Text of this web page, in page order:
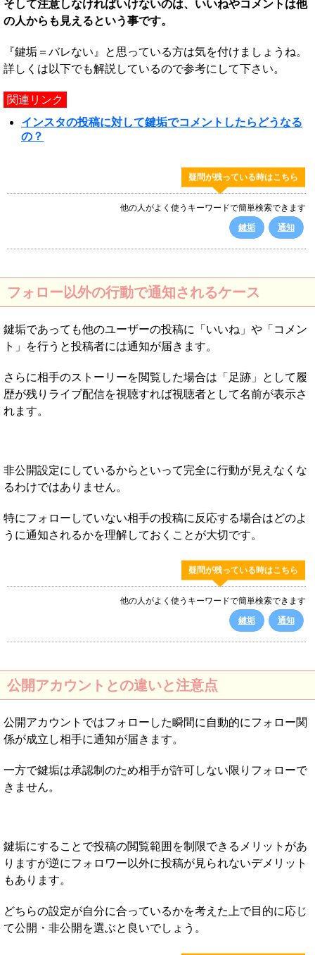
そして注意しなければいけないのは、いいねやコメントは他
の人からも見えるという事です。
『鍵垢＝バレない』と思っている方は気を付けましょうね。
詳しくは以下でも解説しているので参考にして下さい。
関連リンク
インスタの投稿に対して鍵垢でコメントしたらどうなる
の？
疑問が残っている時はこちら
他の人がよく使うキーワードで簡単検索できます
鍵垢
通知
フォロー以外の行動で通知されるケース
鍵垢であっても他のユーザーの投稿に「いいね」や「コメン
ト」を行うと投稿者には通知が届きます。
さらに相手のストーリーを閲覧した場合は「足跡」として履
歴が残りライブ配信を視聴すれば視聴者として名前が表示さ
れます。
非公開設定にしているからといって完全に行動が見えなくな
るわけではありません。
特にフォローしていない相手の投稿に反応する場合はどのよ
うに通知されるかを理解しておくことが大切です。
疑問が残っている時はこちら
他の人がよく使うキーワードで簡単検索できます
鍵垢
通知
公開アカウントとの違いと注意点
公開アカウントではフォローした瞬間に自動的にフォロー関
係が成立し相手に通知が届きます。
一方で鍵垢は承認制のため相手が許可しない限りフォローで
きません。
鍵垢にすることで投稿の閲覧範囲を制限できるメリットがあ
りますが逆にフォロワー以外に投稿が見られないデメリット
もあります。
どちらの設定が自分に合っているかを考えた上で目的に応じ
て公開・非公開を選ぶと良いでしょう。